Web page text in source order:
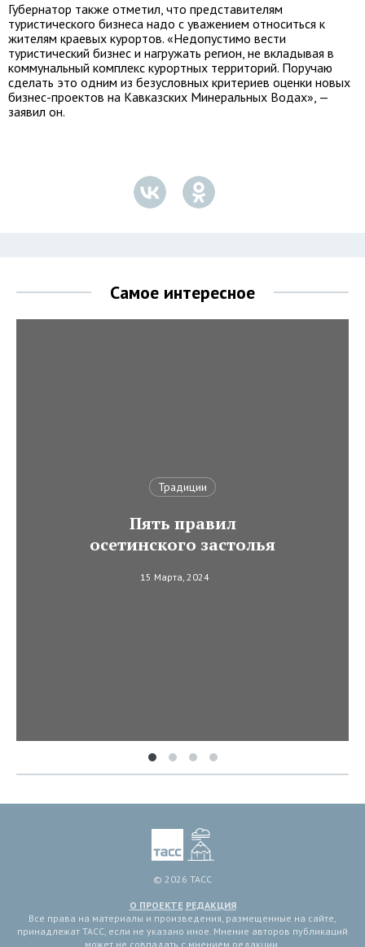
Губернатор также отметил, что представителям
туристического бизнеса надо с уважением относиться к
жителям краевых курортов. «Недопустимо вести
туристический бизнес и нагружать регион, не вкладывая в
коммунальный комплекс курортных территорий. Поручаю
сделать это одним из безусловных критериев оценки новых
бизнес-проектов на Кавказских Минеральных Водах», —
заявил он.
Самое интересное
Традиции
Пять правил
осетинского застолья
15 Марта, 2024
© 2026 ТАСС
О ПРОЕКТЕ РЕДАКЦИЯ
Все права на материалы и произведения, размещенные на сайте,
принадлежат ТАСС, если не указано иное. Мнение авторов публикаций
может не совпадать с мнением редакции.